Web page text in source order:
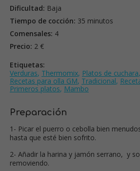
Dificultad: Baja
Tiempo de cocción: 35 minutos
Comensales: 4
Precio: 2 €
Etiquetas:
Verduras, Thermomix, Platos de cuchara,
Recetas para olla GM, Tradicional,
Primeros platos, Mambo
Preparación
1- Picar el puerro o cebolla bien
hasta que esté bien sofrito.
2- Añadir la harina y jamón serrano, y
removiendo.